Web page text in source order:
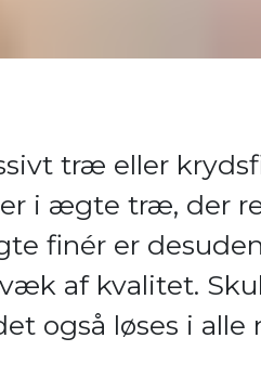
træ eller
i ægte træ, der
finér er
af kvalitet.
også løses i alle